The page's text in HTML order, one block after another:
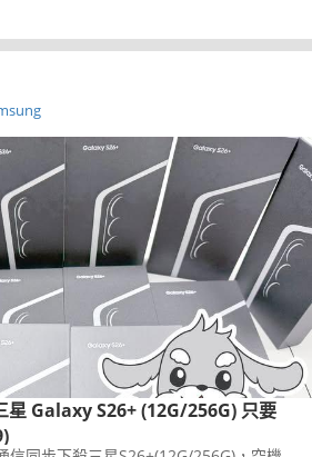
星 Galaxy S26+ (12G/256G) 只要